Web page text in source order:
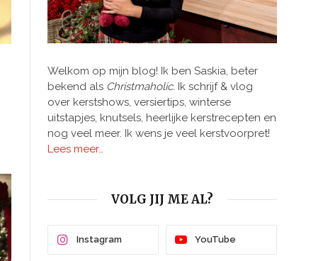
Welkom op mijn blog! Ik ben Saskia, beter
bekend als Christmaholic. Ik schrijf & vlog
over kerstshows, versiertips, winterse
uitstapjes, knutsels, heerlijke kerstrecepten en
nog veel meer. Ik wens je veel kerstvoorpret!
Lees meer…
VOLG JIJ ME AL?
Instagram YouTube